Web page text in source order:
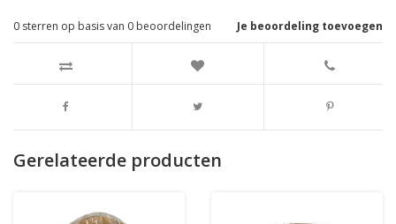
Je beoordeling toevoegen
0 sterren op basis van 0 beoordelingen
Gerelateerde producten